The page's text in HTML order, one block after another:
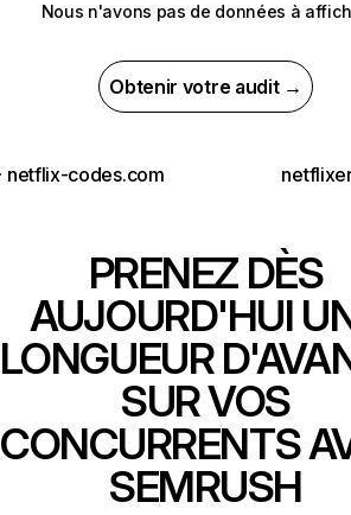
Nous n'avons pas de données à
Obtenir votre audit →
netflix-codes.com
PRENEZ DÈS
AUJOURD'HUI
LONGUEUR
SUR VOS
CONCURRENTS
SEMRUSH